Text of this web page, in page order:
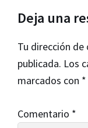
con
los
lectores
Deja una
Tu dirección
publicada. Los
marcados con *
Comentario *